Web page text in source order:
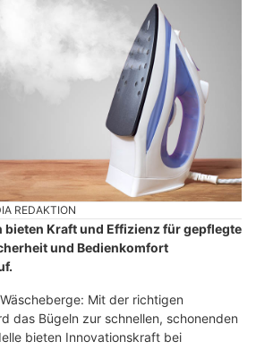
REDAKTION
Kraft und Effizienz für gepflegte
und Bedienkomfort
Mit der richtigen
das Bügeln zur schnellen, schonenden
bieten Innovationskraft bei